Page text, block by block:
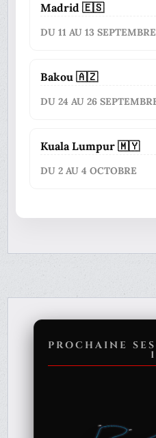
Madrid 🇪🇸
DU 11 AU 13 SEPTEMBRE
Bakou 🇦🇿
DU 24 AU 26
Kuala Lumpur 🇲🇾
DU 2 AU 4 OCTOBRE
PROCHAINE
1